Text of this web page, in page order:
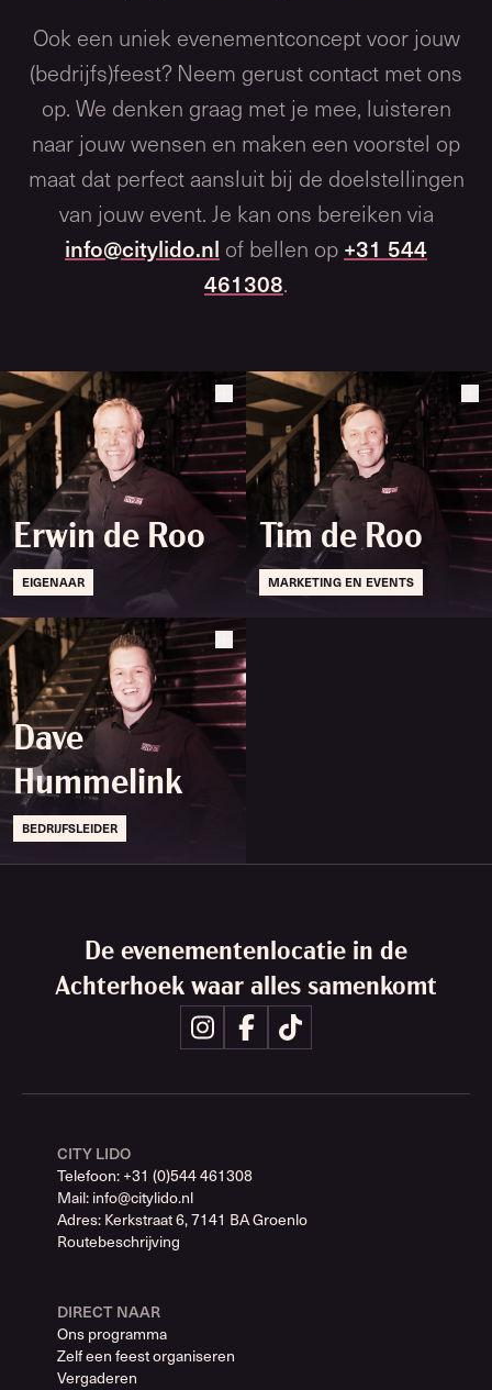
Ook een uniek evenementconcept voor jouw
(bedrijfs)feest? Neem gerust contact met ons
op. We denken graag met je mee, luisteren
naar jouw wensen en maken een voorstel op
maat dat perfect aansluit bij de doelstellingen
van jouw event. Je kan ons bereiken via
info@citylido.nl of bellen op +31 544
461308.
Erwin de Roo
EIGENAAR
Tim de Roo
MARKETING EN EVENTS
Dave
Hummelink
BEDRIJFSLEIDER
De evenementenlocatie in de
Achterhoek waar alles samenkomt
Volg ons op Instagram
Volg ons op Facebook
Volg ons op tiktok
CITY LIDO
Telefoon: +31 (0)544 461308
Mail: info@citylido.nl
Adres: Kerkstraat 6, 7141 BA Groenlo
Routebeschrijving
DIRECT NAAR
Ons programma
Zelf een feest organiseren
Vergaderen